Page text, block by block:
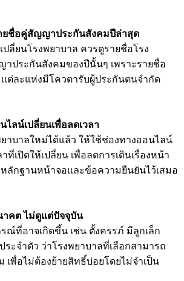
ยชื่อคู่สัญญาประกันสังคมปีล่าสุด
ปลี่ยนโรงพยาบาล ควรดูรายชื่อโรง
ประกันสังคมของปีนั้นๆ เพราะรายชื่อ
แต่ละแห่งมีโควตารับผู้ประกันตนจำกัด
ไลน์เปลี่ยนเพื่อลดเวลา
ยาบาลใหม่ได้แล้ว ให้ใช้ช่องทางออนไลน์
ที่เปิดให้เปลี่ยน เพื่อลดการเดินเรื่องหน้า
หลักฐานหน้าจอและข้อความยืนยันไว้เสมอ
าคต ไม่ดูแต่ปัจจุบัน
ณ์ที่อาจเกิดขึ้น เช่น ตั้งครรภ์ มีลูกเล็ก
ระจำตัว ว่าโรงพยาบาลที่เลือกสามารถ
เพื่อไม่ต้องย้ายสิทธิ์บ่อยโดยไม่จำเป็น